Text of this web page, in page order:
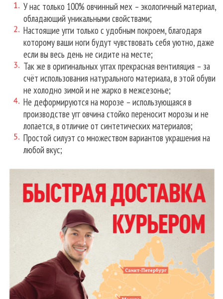
У нас только 100% овчинный мех – экологичный материал,
обладающий уникальными свойствами;
Настоящие угги только с удобным покроем, благодаря
которому ваши ноги будут чувствовать себя уютно, даже
если вы весь день не сидите на месте;
Так же в оригинальных уггах прекрасная вентиляция – за
счёт использования натурального материала, в этой обуви
не холодно зимой и не жарко в межсезонье;
Не деформируются на морозе – использующаяся в
производстве угг овчина стойко переносит морозы и не
лопается, в отличие от синтетических материалов;
Простой силуэт со множеством вариантов украшения на
любой вкус;